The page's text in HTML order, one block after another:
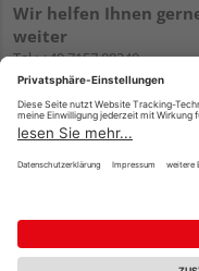
Wir helfen Ihnen
weiter
Tel.:+49 7157 88240
E-Mail:shop@holzland-
filderstadt.de
Impressum AGB
Reservierungsbedingungen